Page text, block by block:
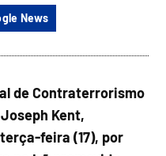
News
de Contraterrorismo
Kent,
feira (17), por